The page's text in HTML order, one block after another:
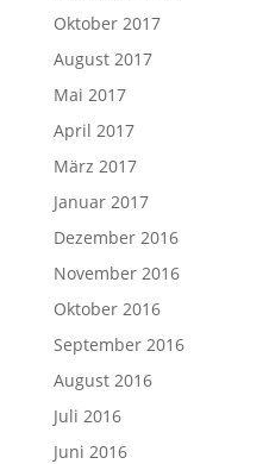
Oktober 2017
August 2017
Mai 2017
April 2017
März 2017
Januar 2017
Dezember 2016
November 2016
Oktober 2016
September 2016
August 2016
Juli 2016
Juni 2016